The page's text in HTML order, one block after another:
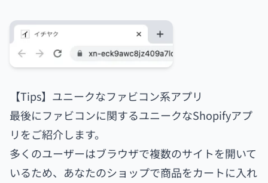
【Tips】ユニークなファビコン系アプリ
最後にファビコンに関するユニークなShopifyアプ
リをご紹介します。
多くのユーザーはブラウザで複数のサイトを開いて
いるため、あなたのショップで商品をカートに入れ